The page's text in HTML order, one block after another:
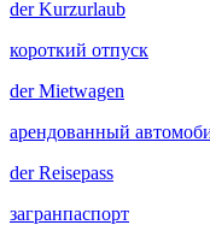
derKurzurlaub
короткий отпуск
derMietwagen
арендованный
derReisepass
загранпаспорт